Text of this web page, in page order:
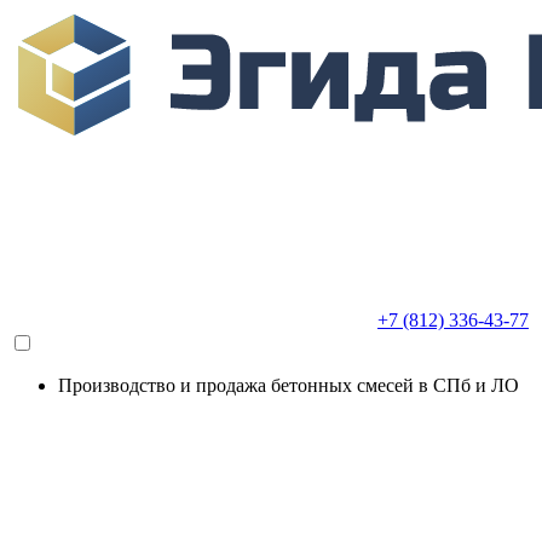
+7 (812) 336-43-77
Производство и продажа бетонных смесей в СПб и ЛО